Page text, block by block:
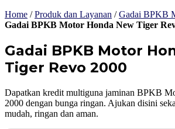
Home /Produk dan Layanan /Gadai BPKB
Gadai BPKB Motor Honda New Tiger
Gadai BPKB Motor
Tiger Revo 2000
Dapatkan kredit multiguna jaminan BPKB
2000 dengan bunga ringan. Ajukan disini
mudah, ringan dan aman.